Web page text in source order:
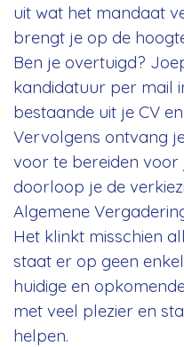
uit wat het mandaat
brengt je op de
Ben je overtuigd?
kandidatuur per mail
bestaande uit je CV
Vervolgens ontvang
voor te bereiden voor
doorloop je de
Algemene
Het klinkt misschien
staat er op geen
huidige en
met veel plezier en
helpen.